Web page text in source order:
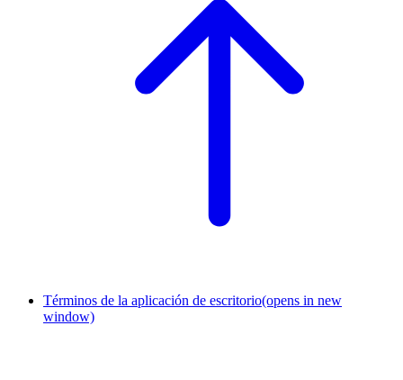
Términos de la aplicación de escritorio(opens in new
window)